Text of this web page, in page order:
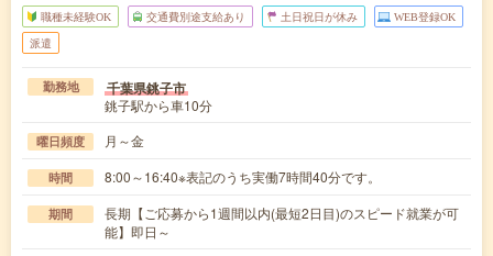
職種未経験OK 交通費別途支給あり 土日祝日が休み WEB登録OK
派遣
勤務地 千葉県銚子市
銚子駅から車10分
曜日頻度 月～金
時間 8:00～16:40※表記のうち実働7時間40分です。
期間
長期【ご応募から1週間以内(最短2日目)のスピード就業が可
能】即日～